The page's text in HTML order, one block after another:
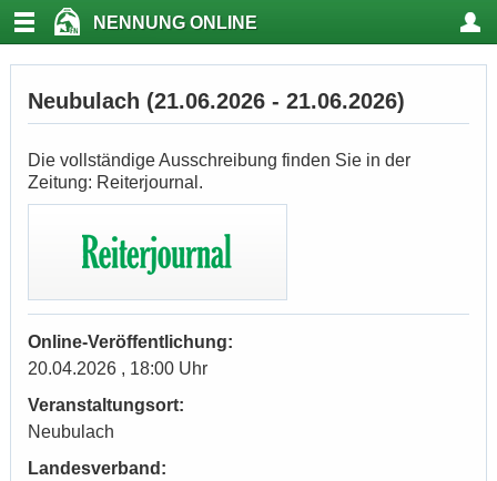
NENNUNG ONLINE
Neubulach (21.06.2026 - 21.06.2026)
Die vollständige Ausschreibung finden Sie in der
Zeitung: Reiterjournal.
Online-Veröffentlichung:
20.04.2026 , 18:00 Uhr
Veranstaltungsort:
Neubulach
Landesverband: